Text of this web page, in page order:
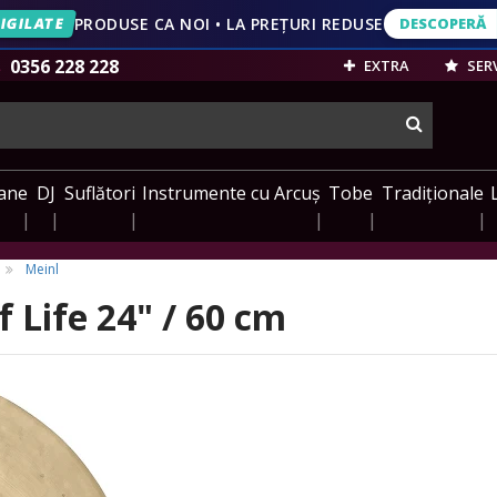
VEZI
PRODUSE CA NOI • LA PREȚURI REDUSE DESCOPERĂ
DESCOPERĂ
0356 228 228 EXTRA
DJ Suflători Instrumente cu Arcuș Tobe Tradiționale
Meinl
Life 24" / 60 cm